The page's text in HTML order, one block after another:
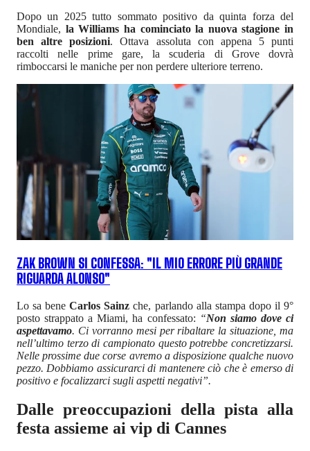
Dopo un 2025 tutto sommato positivo da quinta forza del
Mondiale, la Williams ha cominciato la nuova stagione in
ben altre posizioni. Ottava assoluta con appena 5 punti
raccolti nelle prime gare, la scuderia di Grove dovrà
rimboccarsi le maniche per non perdere ulteriore terreno.
ZAK BROWN SI CONFESSA: "IL MIO ERRORE PIÙ GRANDE
RIGUARDA ALONSO"
Lo sa bene Carlos Sainzche, parlando alla stampa dopo il 9°
posto strappato a Miami, ha confessato: “Non siamo dove ci
aspettavamo. Ci vorranno mesi per ribaltare la situazione, ma
nell’ultimo terzo di campionato questo potrebbe concretizzarsi.
Nelle prossime due corse avremo a disposizione qualche nuovo
pezzo. Dobbiamo assicurarci di mantenere ciò che è emerso di
positivo e focalizzarci sugli aspetti negativi”.
Dalle preoccupazioni della pista alla
festa assieme ai vip di Cannes